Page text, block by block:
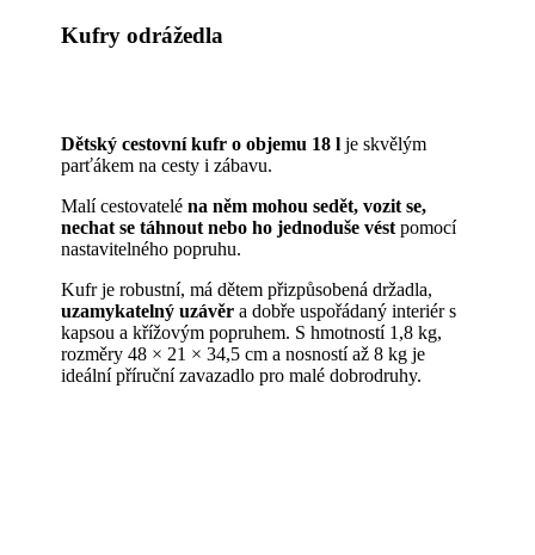
Kufry odrážedla
Dětský cestovní kufr o objemu 18 l je skvělým
parťákem na cesty i zábavu.
Malí cestovateléna něm mohou sedět, vozit se,
nechat se táhnout nebo ho jednoduše vést pomocí
nastavitelného popruhu.
Kufr je robustní, má dětem přizpůsobená držadla,
uzamykatelný uzávěr a dobře uspořádaný interiér s
kapsou a křížovým popruhem. S hmotností 1,8 kg,
rozměry 48 × 21 × 34,5 cm a nosností až 8 kg je
ideální příruční zavazadlo pro malé dobrodruhy.